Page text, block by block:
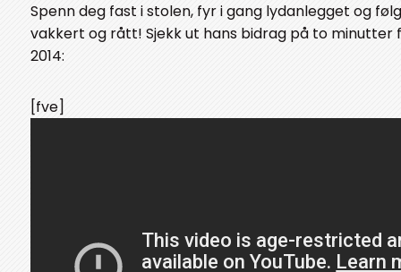
Spenn deg fast i stolen, fyr i gang lydanlegget og
vakkert og rått! Sjekk ut hans bidrag på to minutter
2014:
[fve]